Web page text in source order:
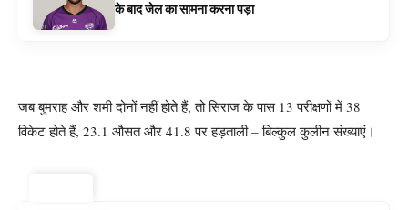
के बाद जेल का सामना करना पड़ा
जब बुमराह और शमी दोनों नहीं होते हैं, तो सिराज के पास 13 परीक्षणों में 38
विकेट होते हैं, 23.1 औसत और 41.8 पर हड़ताली – बिल्कुल कुलीन संख्याएं।